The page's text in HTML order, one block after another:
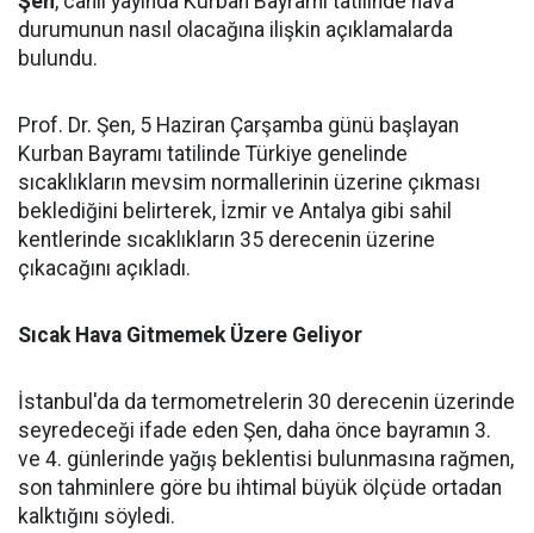
durumunun nasıl olacağına ilişkin açıklamalarda
bulundu.
Prof. Dr. Şen, 5 Haziran Çarşamba günü başlayan
Kurban Bayramı tatilinde Türkiye genelinde
sıcaklıkların mevsim normallerinin üzerine çıkması
beklediğini belirterek, İzmir ve Antalya gibi sahil
kentlerinde sıcaklıkların 35 derecenin üzerine
çıkacağını açıkladı.
Sıcak Hava Gitmemek Üzere Geliyor
İstanbul'da da termometrelerin 30 derecenin üzerinde
seyredeceği ifade eden Şen, daha önce bayramın 3.
ve 4. günlerinde yağış beklentisi bulunmasına rağmen,
son tahminlere göre bu ihtimal büyük ölçüde ortadan
kalktığını söyledi.